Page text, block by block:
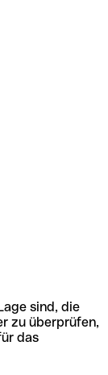
sind, die
zu überprüfen,
das